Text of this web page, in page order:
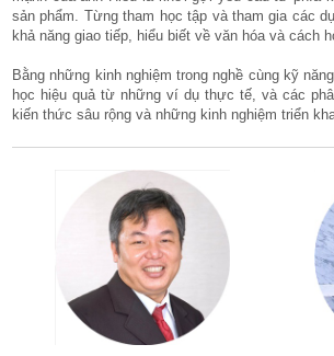
sản phẩm. Từng tham học tập và tham gia các
khả năng giao tiếp, hiểu biết về văn hóa và cách
Bằng những kinh nghiệm trong nghề cùng kỹ
học hiệu quả từ những ví dụ thực tế, và các
kiến thức sâu rộng và những kinh nghiệm triển